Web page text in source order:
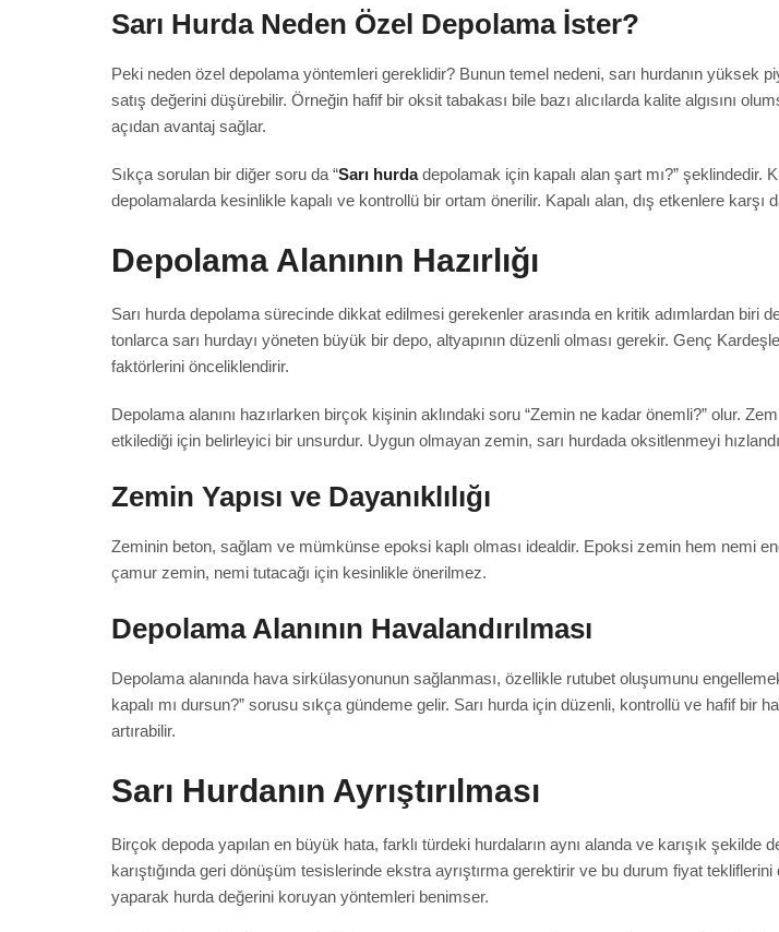
Sarı Hurda Neden Özel Depolama İster?
Peki neden özel depolama yöntemleri gereklidir? Bunun temel nedeni, sarı hurdanın yüksek
satış değerini düşürebilir. Örneğin hafif bir oksit tabakası bile bazı alıcılarda kalite algısını
açıdan avantaj sağlar.
Sıkça sorulan bir diğer soru da “Sarı hurdadepolamak için kapalı alan şart mı?” şeklindedir.
depolamalarda kesinlikle kapalı ve kontrollü bir ortam önerilir. Kapalı alan, dış etkenlere karşı
Depolama Alanının Hazırlığı
Sarı hurda depolama sürecinde dikkat edilmesi gerekenler arasında en kritik adımlardan biri
tonlarca sarı hurdayı yöneten büyük bir depo, altyapının düzenli olması gerekir. Genç
faktörlerini önceliklendirir.
Depolama alanını hazırlarken birçok kişinin aklındaki soru “Zemin ne kadar önemli?” olur.
etkilediği için belirleyici bir unsurdur. Uygun olmayan zemin, sarı hurdada oksitlenmeyi
Zemin Yapısı ve Dayanıklılığı
Zeminin beton, sağlam ve mümkünse epoksi kaplı olması idealdir. Epoksi zemin hem nemi
çamur zemin, nemi tutacağı için kesinlikle önerilmez.
Depolama Alanının Havalandırılması
Depolama alanında hava sirkülasyonunun sağlanması, özellikle rutubet oluşumunu
kapalı mı dursun?” sorusu sıkça gündeme gelir. Sarı hurda için düzenli, kontrollü ve hafif bir
artırabilir.
Sarı Hurdanın Ayrıştırılması
Birçok depoda yapılan en büyük hata, farklı türdeki hurdaların aynı alanda ve karışık şekilde
karıştığında geri dönüşüm tesislerinde ekstra ayrıştırma gerektirir ve bu durum fiyat
yaparak hurda değerini koruyan yöntemleri benimser.